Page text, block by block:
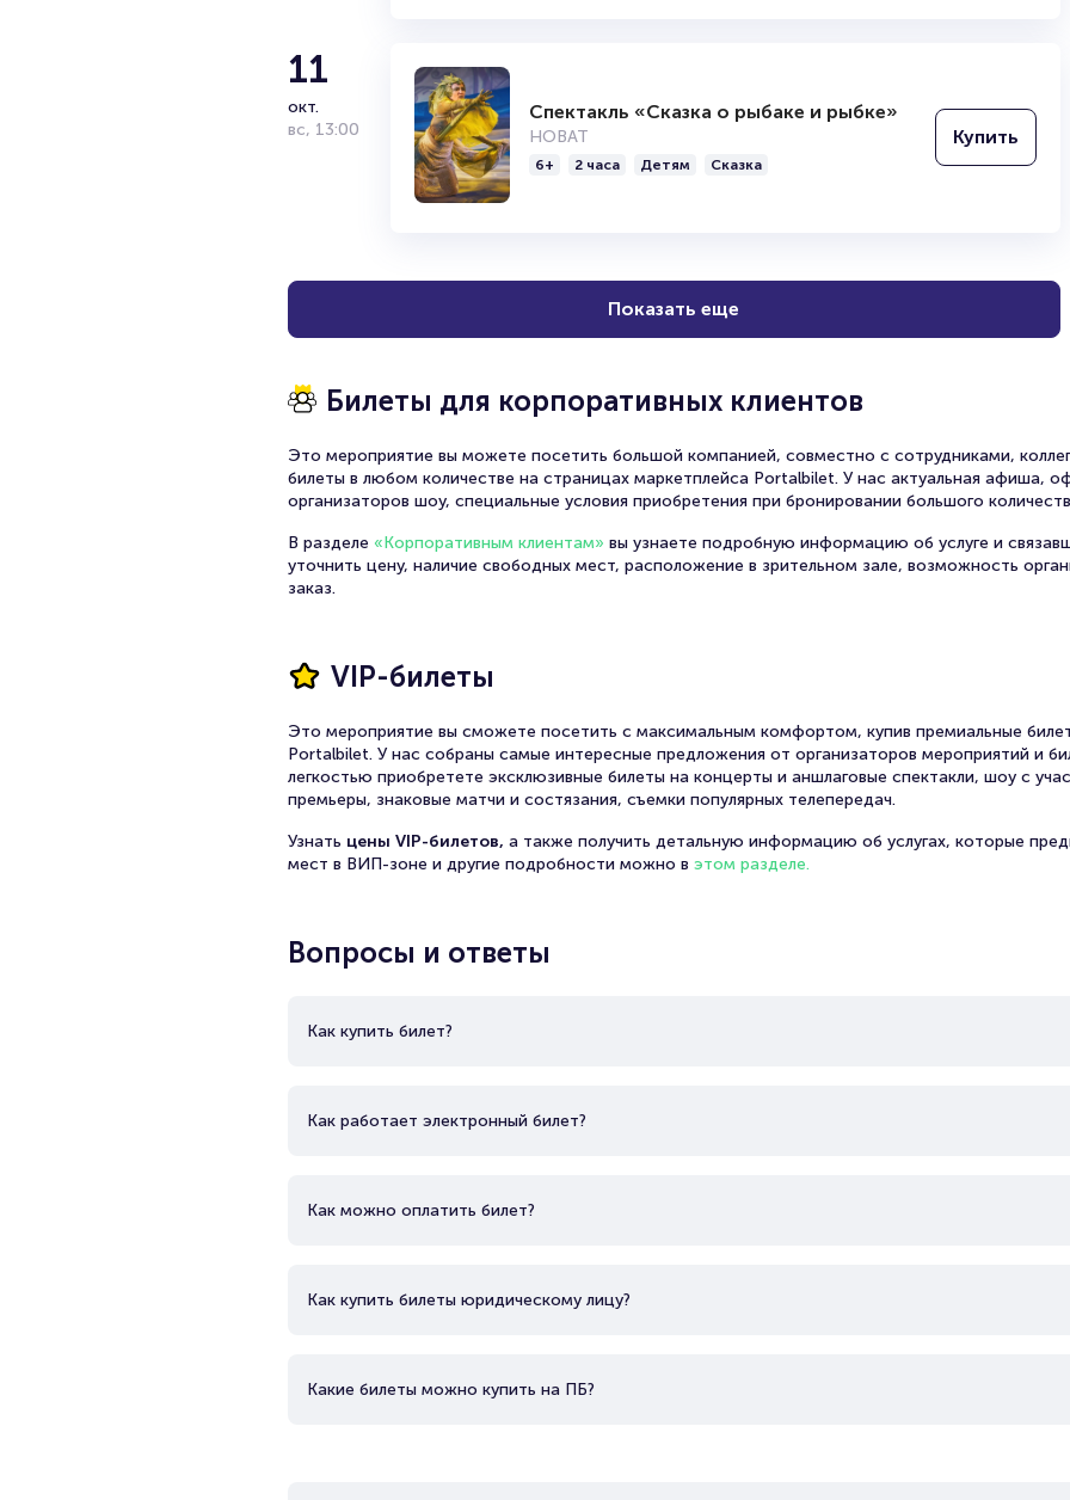
11
окт.
вс, 13:00
Спектакль «Сказка о рыбаке и рыбке»
НОВАТ
6+ 2 часа Детям Сказка
Купить
Показать еще
Билеты для корпоративных клиентов
Это мероприятие вы можете посетить большой компанией, совместно с сотрудниками,
билеты в любом количестве на страницах маркетплейса Portalbilet. У нас актуальная афиша,
организаторов шоу, специальные условия приобретения при бронировании большого
В разделе «Корпоративным клиентам» вы узнаете подробную информацию об услуге и
уточнить цену, наличие свободных мест, расположение в зрительном зале, возможность
заказ.
VIP-билеты
Это мероприятие вы сможете посетить с максимальным комфортом, купив премиальные
Portalbilet. У нас собраны самые интересные предложения от организаторов мероприятий и
легкостью приобретете эксклюзивные билеты на концерты и аншлаговые спектакли, шоу с
премьеры, знаковые матчи и состязания, съемки популярных телепередач.
Узнать цены VIP-билетов, а также получить детальную информацию об услугах, которые
мест в ВИП-зоне и другие подробности можно в этом разделе.
Вопросы и ответы
Как купить билет?
Как работает электронный билет?
Как можно оплатить билет?
Как купить билеты юридическому лицу?
Какие билеты можно купить на ПБ?